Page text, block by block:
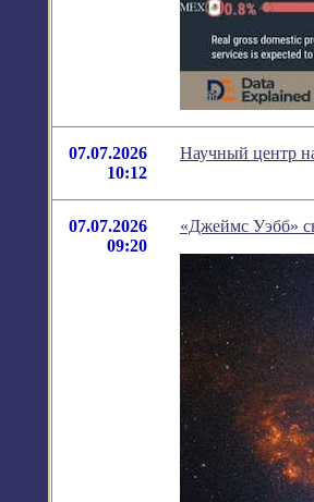
07.07.2026
10:12
Научный центр
07.07.2026
09:20
«Джеймс Уэбб»